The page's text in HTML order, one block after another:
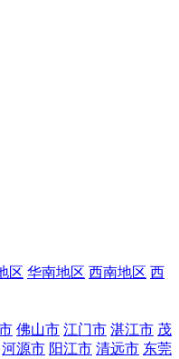
区 华南地区 西南地区 西
佛山市 江门市 湛江市 茂
河源市 阳江市 清远市 东莞